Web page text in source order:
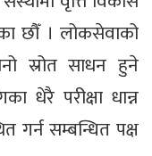
छौँ । लोकसेवाको
स्रोत साधन हुने
धेरै परीक्षा धान्न
सम्बन्धित पक्ष